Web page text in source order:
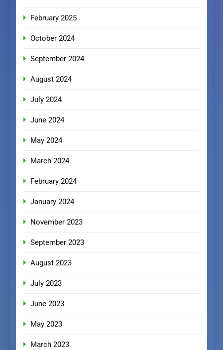
February 2025
October 2024
September 2024
August 2024
July 2024
June 2024
May 2024
March 2024
February 2024
January 2024
November 2023
September 2023
August 2023
July 2023
June 2023
May 2023
March 2023